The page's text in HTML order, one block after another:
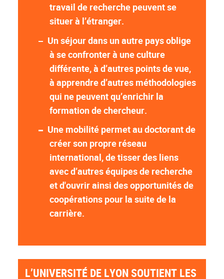
travail de recherche peuvent se
situer à l’étranger.
Un séjour dans un autre pays oblige
à se confronter à une culture
différente, à d’autres points de vue,
à apprendre d’autres méthodologies
qui ne peuvent qu’enrichir la
formation de chercheur.
Une mobilité permet au doctorant de
créer son propre réseau
international, de tisser des liens
avec d’autres équipes de recherche
et d'ouvrir ainsi des opportunités de
coopérations pour la suite de la
carrière.
L’UNIVERSITÉ DE LYON SOUTIENT LES